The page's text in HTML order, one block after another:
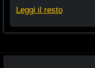
Leggi il resto